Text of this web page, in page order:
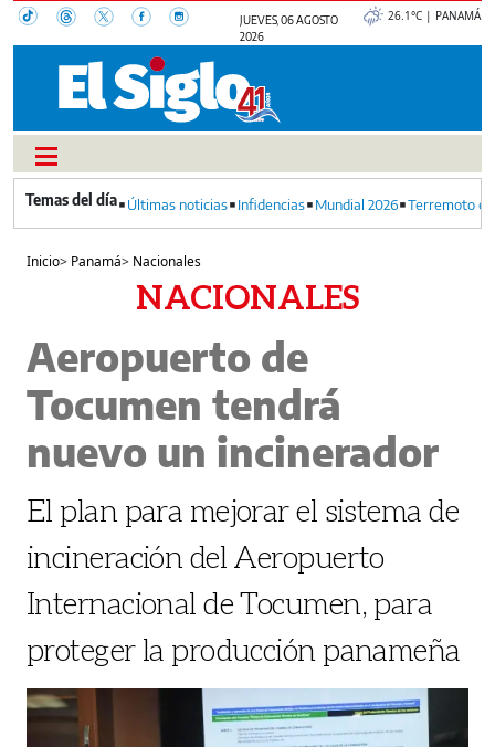
JUEVES, 06 AGOSTO
2026
26.1°C | PANAMÁ
Últimas noticias Infidencias Mundial 2026 Terremoto
Inicio> Panamá> Nacionales
NACIONALES
Aeropuerto de
Tocumen tendrá
nuevo un incinerador
El plan para mejorar el sistema de
incineración del Aeropuerto
Internacional de Tocumen, para
proteger la producción panameña